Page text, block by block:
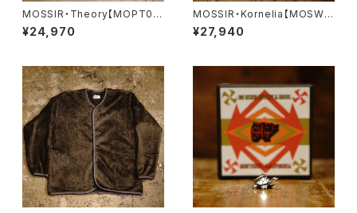
MOSSIR・Theory【MOPT02
0】
¥24,970
MOSSIR・Kornelia【MOSW0
01】
¥27,940